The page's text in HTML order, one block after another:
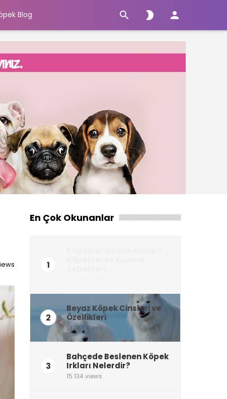
Blog   
En Çok Okunanlar
1
2
Beyaz Köpek Cinsleri ve
Özellikleri
21.782 views
3
Bahçede Beslenen Köpek
Irkları Nelerdir?
15.134 views